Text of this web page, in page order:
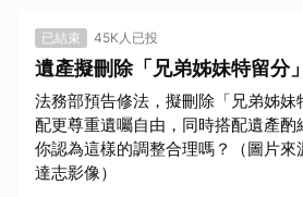
已結束 45K人已投
遺產擬刪除「兄弟姊妹特留分
法務部預告修法，擬刪除「兄弟姊
配更尊重遺囑自由，同時搭配遺產酌
你認為這樣的調整合理嗎？（圖片
達志影像）